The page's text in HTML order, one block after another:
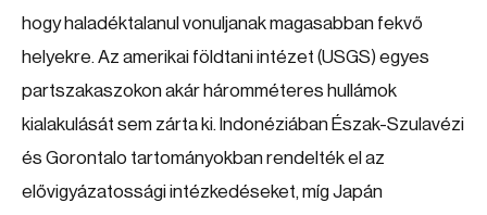
hogy haladéktalanul vonuljanak magasabban fekvő
helyekre. Az amerikai földtani intézet (USGS) egyes
partszakaszokon akár háromméteres hullámok
kialakulását sem zárta ki. Indonéziában Észak-Szulavézi
és Gorontalo tartományokban rendelték el az
elővigyázatossági intézkedéseket, míg Japán